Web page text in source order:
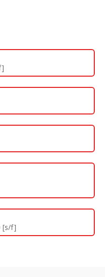
[s/f]